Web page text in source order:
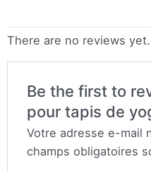
There are no reviews yet.
Be the first to
pour tapis de
Votre adresse e-mail
champs obligatoires